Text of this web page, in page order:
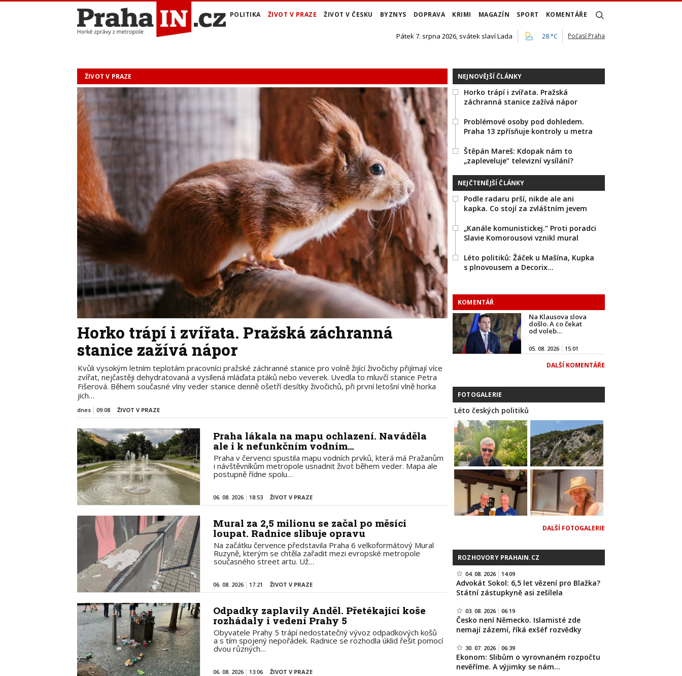
POLITIKA ŽIVOT V PRAZE ŽIVOT V ČESKU BYZNYS DOPRAVA KRIMI MAGAZÍN SPORT KOMENTÁŘE
Pátek 7. srpna 2026, svátek slaví Lada 28 °C Počasí Praha
ŽIVOT V PRAZE
Horko trápí i zvířata. Pražská záchranná
stanice zažívá nápor
Kvůli vysokým letním teplotám pracovníci pražské záchranné stanice pro volně žijící živočichy přijímají více
zvířat, nejčastěji dehydratovaná a vysílená mláďata ptáků nebo veverek. Uvedla to mluvčí stanice Petra
Fišerová. Během současné vlny veder stanice denně ošetří desítky živočichů, při první letošní vlně horka
jich…
dnes 09:08 ŽIVOT V PRAZE
Praha lákala na mapu ochlazení. Naváděla
ale i k nefunkčním vodním…
Praha v červenci spustila mapu vodních prvků, která má Pražanům
i návštěvníkům metropole usnadnit život během veder. Mapa ale
postupně řídne spolu…
06. 08. 2026 18:53 ŽIVOT V PRAZE
Mural za 2,5 milionu se začal po měsíci
loupat. Radnice slibuje opravu
Na začátku července představila Praha 6 velkoformátový Mural
Ruzyně, kterým se chtěla zařadit mezi evropské metropole
současného street artu. Už…
06. 08. 2026 17:21 ŽIVOT V PRAZE
Odpadky zaplavily Anděl. Přetékající koše
rozhádaly i vedení Prahy 5
Obyvatele Prahy 5 trápí nedostatečný vývoz odpadkových košů
a s tím spojený nepořádek. Radnice se rozhodla úklid řešit pomocí
dvou různých…
06. 08. 2026 13:06 ŽIVOT V PRAZE
NEJNOVĚJŠÍ ČLÁNKY
Horko trápí i zvířata. Pražská
záchranná stanice zažívá nápor
Problémové osoby pod dohledem.
Praha 13 zpřísňuje kontroly u metra
Štěpán Mareš: Kdopak nám to
„zapleveluje” televizní vysílání?
NEJČTENĚJŠÍ ČLÁNKY
Podle radaru prší, nikde ale ani
kapka. Co stojí za zvláštním jevem
„Kanále komunistickej.“ Proti poradci
Slavie Komorousovi vznikl mural
Léto politiků: Žáček u Mašína, Kupka
s plnovousem a Decorix…
KOMENTÁŘ
Na Klausova slova
došlo. A co čekat
od voleb…
05. 08. 2026 15:01
DALŠÍ KOMENTÁŘE
FOTOGALERIE
Léto českých politiků
DALŠÍ FOTOGALERIE
ROZHOVORY PRAHAIN.CZ
04. 08. 2026 14:09
Advokát Sokol: 6,5 let vězení pro Blažka?
Státní zástupkyně asi zešílela
03. 08. 2026 06:19
Česko není Německo. Islamisté zde
nemají zázemí, říká exšéf rozvědky
30. 07. 2026 06:39
Ekonom: Slibům o vyrovnaném rozpočtu
nevěříme. A výjimky se nám…